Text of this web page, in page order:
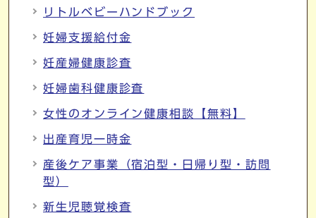
リトルベビーハンドブック
妊婦支援給付金
妊産婦健康診査
妊婦歯科健康診査
女性のオンライン健康相談【無料】
出産育児一時金
産後ケア事業（宿泊型・日帰り型・訪問
型）
新生児聴覚検査